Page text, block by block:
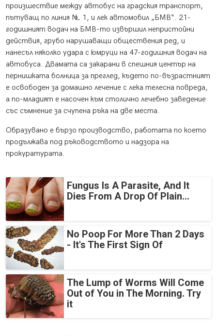
произшествие между автобус на градския транспорт,
пътуващ по линия № 1, и лек автомобил „БМВ“. 21-
годишният водач на БМВ-то извършил непристойни
действия, грубо нарушаващи обществения ред, и
нанесъл няколко удара с юмруци на 47-годишния водач на
автобуса. Двамата са закарани в спешния център на
пернишката болница за преглед, където по-възрастният
е освободен за домашно лечение с лека телесна повреда,
а по-младият е насочен към столично лечебно заведение
със съмнение за счупена ръка на две места.
Образувано е бързо производство, работата по което
продължава под ръководството и надзора на
прокуратурата.
Fungus Is A Parasite, And It
Dies From A Drop Of Plain...
No Poop For More Than 2 Days
- It's The First Sign Of
The Lump of Worms Will Come
Out of You in The Morning. Try
it